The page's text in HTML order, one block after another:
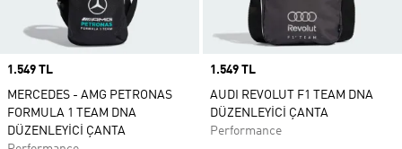
Price
1.549 TL
MERCEDES - AMG PETRONAS
FORMULA 1 TEAM DNA
DÜZENLEYİCİ ÇANTA
Price
1.549 TL
AUDI REVOLUT F1 TEAM DNA
DÜZENLEYİCİ ÇANTA
Performance